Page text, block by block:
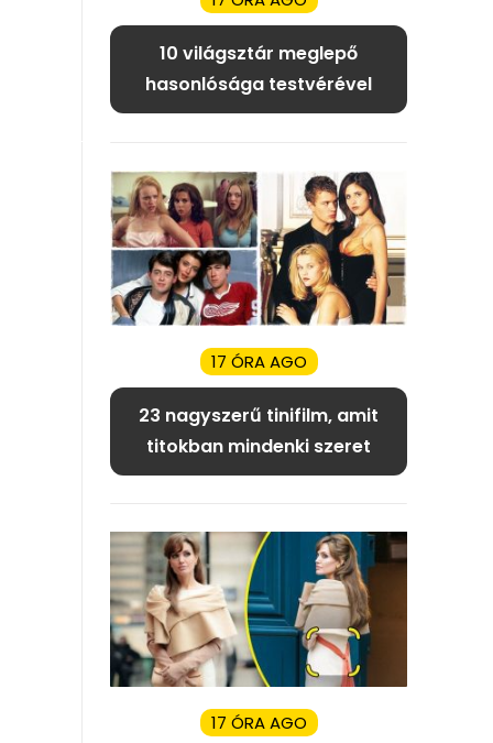
10 világsztár meglepő
hasonlósága testvérével
17 ÓRA AGO
23 nagyszerű tinifilm, amit
titokban mindenki szeret
17 ÓRA AGO